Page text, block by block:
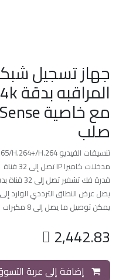
صلب
تنسيقات الفيديو H.265+/H.265/H.264+/H.264
مدخلات كاميرا IP تصل إلى 32 قناة
قدرة فك تشفير تصل إلى 32 قناة بدقة 1080 بكسل
يصل عرض النطاق الترددي الوارد إلى 320 ميجابايت في الثانية
يمكن توصيل ما يصل إلى 8 مكبرات صوت
 2,442.83
إضافة إلى عربة